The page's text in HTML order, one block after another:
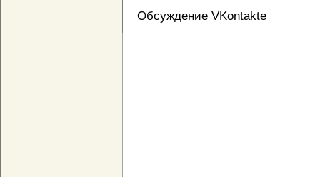
Обсуждение VKontakte